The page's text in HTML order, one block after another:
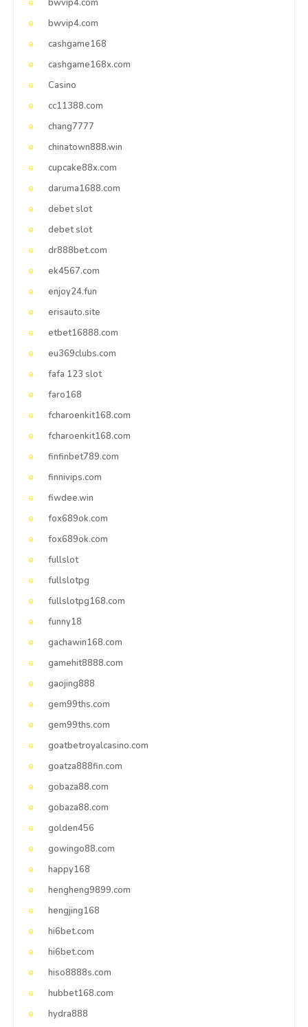
bwvip4.com
cashgame168
cashgame168x.com
Casino
cc11388.com
chang7777
chinatown888.win
cupcake88x.com
daruma1688.com
debet slot
debet slot
dr888bet.com
ek4567.com
enjoy24.fun
erisauto.site
etbet16888.com
eu369clubs.com
fafa 123 slot
faro168
fcharoenkit168.com
fcharoenkit168.com
finfinbet789.com
finnivips.com
fiwdee.win
fox689ok.com
fox689ok.com
fullslot
fullslotpg
fullslotpg168.com
funny18
gachawin168.com
gamehit8888.com
gaojing888
gem99ths.com
gem99ths.com
goatbetroyalcasino.com
goatza888fin.com
gobaza88.com
gobaza88.com
golden456
gowingo88.com
happy168
hengheng9899.com
hengjing168
hi6bet.com
hi6bet.com
hiso8888s.com
hubbet168.com
hydra888